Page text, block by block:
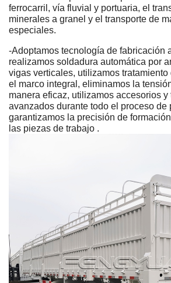
ferrocarril, vía fluvial y portuaria, el
minerales a granel y el transporte de
especiales.
-Adoptamos tecnología de fabricación
realizamos soldadura automática por
vigas verticales, utilizamos
el marco integral, eliminamos la
manera eficaz, utilizamos accesorios y
avanzados durante todo el proceso de
garantizamos la precisión de
las piezas de trabajo .